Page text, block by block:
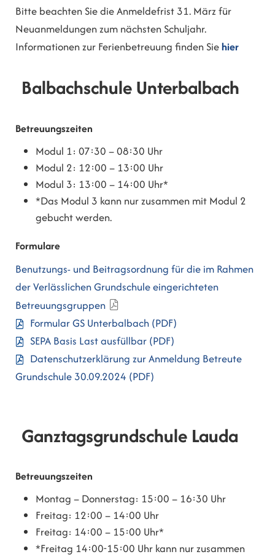
Bitte beachten Sie die Anmeldefrist 31. März für
Neuanmeldungen zum nächsten Schuljahr.
Informationen zur Ferienbetreuung finden Siehier
Balbachschule Unterbalbach
Betreuungszeiten
Modul 1: 07:30 – 08:30 Uhr
Modul 2: 12:00 – 13:00 Uhr
Modul 3: 13:00 – 14:00 Uhr*
*Das Modul 3 kann nur zusammen mit Modul 2
gebucht werden.
Formulare
Benutzungs- und Beitragsordnung für die im Rahmen
der Verlässlichen Grundschule eingerichteten
Betreuungsgruppen
Formular GS Unterbalbach (PDF)
SEPA Basis Last ausfüllbar (PDF)
Datenschutzerklärung zur Anmeldung Betreute
Grundschule 30.09.2024 (PDF)
Ganztagsgrundschule Lauda
Betreuungszeiten
Montag – Donnerstag: 15:00 – 16:30 Uhr
Freitag: 12:00 – 14:00 Uhr
Freitag: 14:00 – 15:00 Uhr*
*Freitag 14:00-15:00 Uhr kann nur zusammen